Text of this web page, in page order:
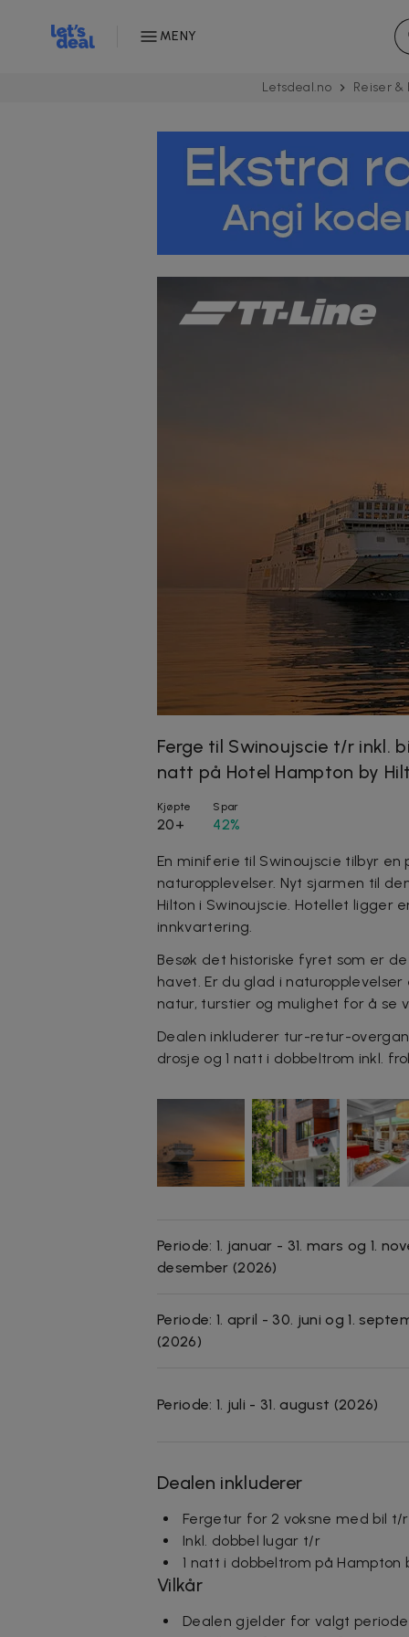
MENY
Letsdeal.no Reiser &
Ferge til Swinoujscie t/r inkl.
natt på Hotel Hampton by
Kjøpte
20+
Spar
42%
En miniferie til Swinoujscie tilbyr
naturopplevelser. Nyt sjarmen til
Hilton i Swinoujscie. Hotellet ligger
innkvartering.
Besøk det historiske fyret som er
havet. Er du glad i
natur, turstier og mulighet for å se
Dealen inkluderer tur-retur-
drosje og 1 natt i dobbeltrom inkl.
Periode: 1. januar - 31. mars og 1.
desember (2026)
Periode: 1. april - 30. juni og 1.
(2026)
Periode: 1. juli - 31. august (2026)
Dealen inkluderer
Fergetur for 2 voksne med bil t/
Inkl. dobbel lugar t/r
1 natt i dobbeltrom på Hampton
Vilkår
Dealen gjelder for valgt periode